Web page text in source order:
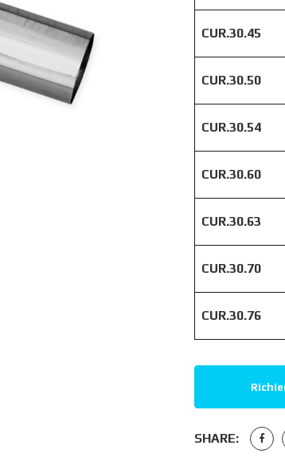
CUR.30.45
CUR.30.50
CUR.30.54
CUR.30.60
CUR.30.63
CUR.30.70
CUR.30.76
SHARE: